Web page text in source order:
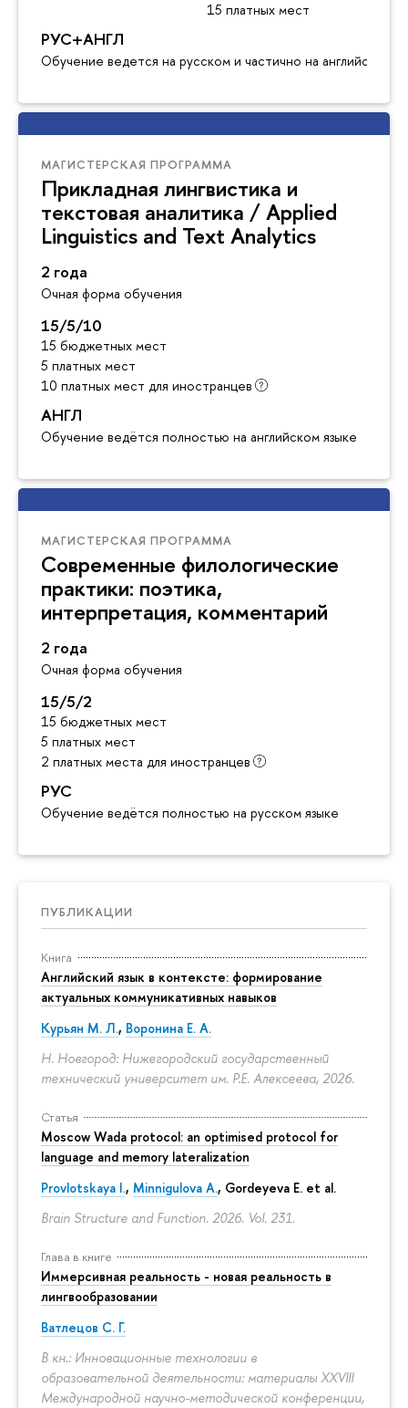
15 платных мест
РУС+АНГЛ
Обучение ведется на русском и частично на английском
МАГИСТЕРСКАЯ ПРОГРАММА
Прикладная лингвистика и
текстовая аналитика / Applied
Linguistics and Text Analytics
2 года
Очная форма обучения
15/5/10
15 бюджетных мест
5 платных мест
10 платных мест для иностранцев
АНГЛ
Обучение ведётся полностью на английском языке
МАГИСТЕРСКАЯ ПРОГРАММА
Современные филологические
практики: поэтика,
интерпретация, комментарий
2 года
Очная форма обучения
15/5/2
15 бюджетных мест
5 платных мест
2 платных места для иностранцев
РУС
Обучение ведётся полностью на русском языке
ПУБЛИКАЦИИ
Книга
Английский язык в контексте: формирование
актуальных коммуникативных навыков
Курьян М. Л., Воронина Е. А.
Н. Новгород: Нижегородский государственный
технический университет им. Р.Е. Алексеева, 2026.
Статья
Moscow Wada protocol: an optimised protocol for
language and memory lateralization
Provlotskaya I., Minnigulova A., Gordeyeva E. et al.
Brain Structure and Function. 2026. Vol. 231.
Глава в книге
Иммерсивная реальность - новая реальность в
лингвообразовании
Ватлецов С. Г.
В кн.: Инновационные технологии в
образовательной деятельности: материалы XXVIII
Международной научно-методической конференции,